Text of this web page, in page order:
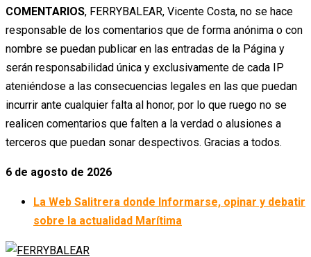
COMENTARIOS, FERRYBALEAR, Vicente Costa, no se hace
responsable de los comentarios que de forma anónima o con
nombre se puedan publicar en las entradas de la Página y
serán responsabilidad única y exclusivamente de cada IP
ateniéndose a las consecuencias legales en las que puedan
incurrir ante cualquier falta al honor, por lo que ruego no se
realicen comentarios que falten a la verdad o alusiones a
terceros que puedan sonar despectivos. Gracias a todos.
6 de agosto de 2026
La Web Salitrera donde Informarse, opinar y debatir
sobre la actualidad Marítima